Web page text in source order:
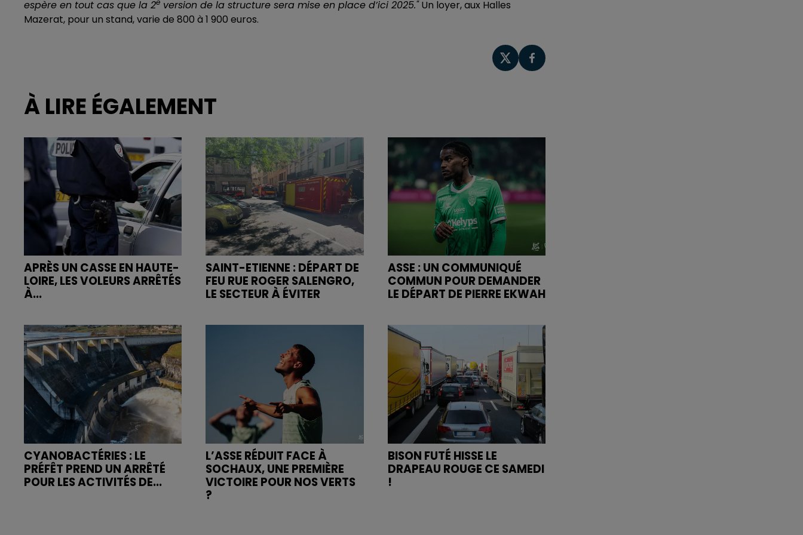
espère en tout cas que la 2 version de la structure sera mise en place d’ici 2025."Un loyer, aux Halles
Mazerat, pour un stand, varie de 800 à 1 900 euros.
À LIRE ÉGALEMENT
APRÈS UN CASSE EN HAUTE-
LOIRE, LES VOLEURS ARRÊTÉS
À...
SAINT-ETIENNE : DÉPART DE
FEU RUE ROGER SALENGRO,
LE SECTEUR À ÉVITER
ASSE : UN COMMUNIQUÉ
COMMUN POUR DEMANDER
LE DÉPART DE PIERRE EKWAH
CYANOBACTÉRIES : LE
PRÉFÊT PREND UN ARRÊTÉ
POUR LES ACTIVITÉS DE...
L’ASSE RÉDUIT FACE À
SOCHAUX, UNE PREMIÈRE
VICTOIRE POUR NOS VERTS
?
BISON FUTÉ HISSE LE
DRAPEAU ROUGE CE SAMEDI
!